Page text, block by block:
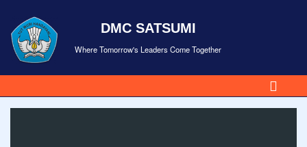
DMC SATSUMI
Where Tomorrow's Leaders Come Together